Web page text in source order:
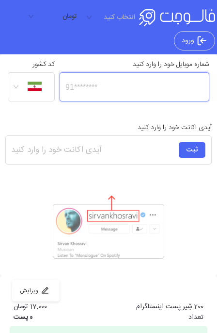
انتخاب کنید تومان
ورود
شماره موبایل خود را وارد کنید کد کشور
آیدی اکانت خود را وارد کنید
ثبت
ویرایش
200 شِیر پست اینستاگرام
17,000 تومان
تعداد
0پست